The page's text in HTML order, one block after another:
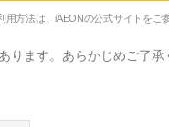
方法は、iAEONの公式サイトをご
ます。あらかじめご了承